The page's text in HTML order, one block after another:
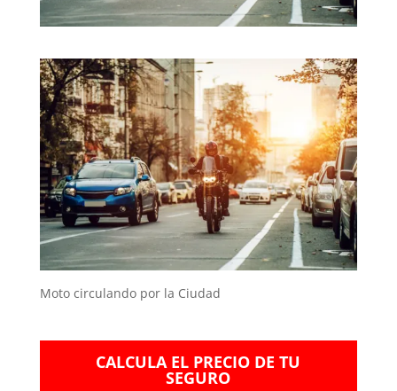
Moto circulando por la Ciudad
CALCULA EL PRECIO DE TU
SEGURO